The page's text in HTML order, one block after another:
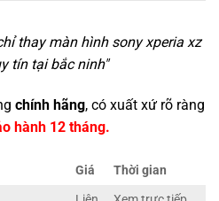
thay màn hình sony xperia xz
tín tại bắc ninh"
chính hãng, có xuất xứ rõ ràng
hành 12 tháng.
Giá Thời gian